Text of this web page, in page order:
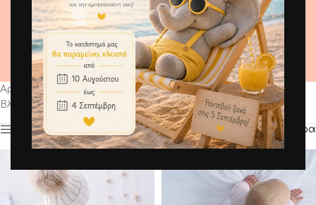
Αρχική σελίδα/ Baby αγόρι (0-24 μηνών )/Φορμάκια
Βλέπετε 1–20 από 90 αποτελέσματα
Προβολή μπάρας Φίλτρα